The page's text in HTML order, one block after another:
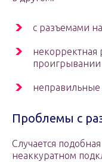
с разъемами
некорректная
неправильные
Проблемы с
Случается
неаккуратном